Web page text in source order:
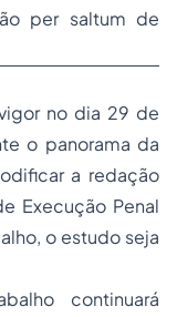
per saltum de
no dia 29 de
o panorama da
a redação
Execução Penal
o estudo seja
continuará